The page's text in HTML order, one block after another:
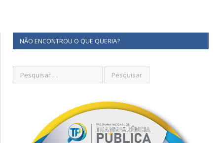
NÃO ENCONTROU O QUE QUERIA?